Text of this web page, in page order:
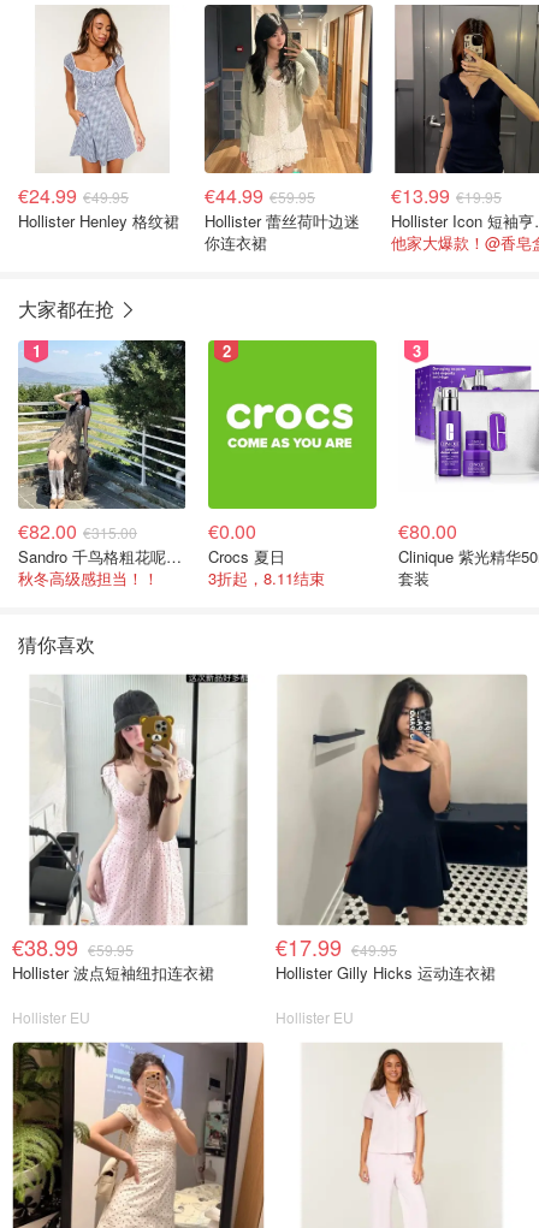
€24.99 €49.95
Hollister Henley 格纹裙
€44.99 €59.95
Hollister 蕾丝荷叶边迷
你连衣裙
€13.99 €19.95
他家大爆款！@香皂
大家都在抢
1
€82.00 €315.00
Sandro 千鸟格粗花呢连衣裙
秋冬高级感担当！！
2
€0.00
Crocs 夏日
3折起，8.11结束
3
€80.00
Clinique 紫光精华
套装
猜你喜欢
€38.99 €59.95
Hollister 波点短袖纽扣连衣裙
Hollister EU
€17.99 €49.95
Hollister Gilly Hicks 运动连衣裙
Hollister EU